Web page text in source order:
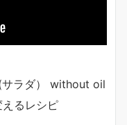
ラダ） without oil
るレシピ